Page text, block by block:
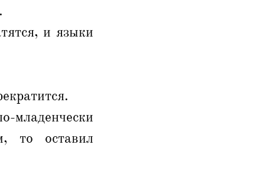
и языки
младенчески
то оставил